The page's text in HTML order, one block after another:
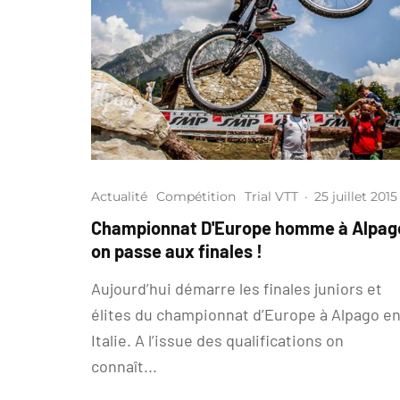
Actualité Compétition Trial VTT · 25 juillet 2015
Championnat D'Europe homme à
on passe aux finales !
Aujourd’hui démarre les finales juniors et
élites du championnat d’Europe à Alpago en
Italie. A l’issue des qualifications on
connaît...